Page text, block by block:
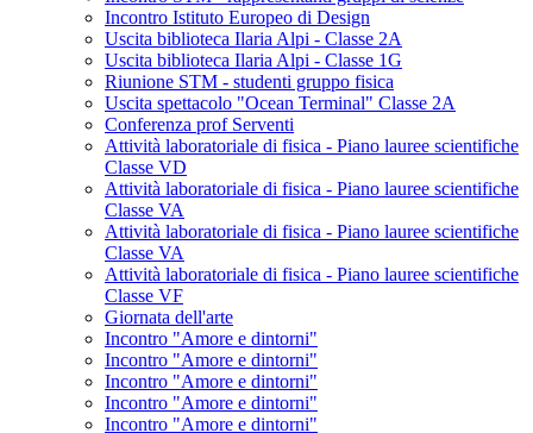
Incontro Istituto Europeo di Design
Uscita biblioteca Ilaria Alpi - Classe 2A
Uscita biblioteca Ilaria Alpi - Classe 1G
Riunione STM - studenti gruppo fisica
Uscita spettacolo "Ocean Terminal" Classe 2A
Conferenza prof Serventi
Attività laboratoriale di fisica - Piano lauree scientifiche
Classe VD
Attività laboratoriale di fisica - Piano lauree scientifiche
Classe VA
Attività laboratoriale di fisica - Piano lauree scientifiche
Classe VA
Attività laboratoriale di fisica - Piano lauree scientifiche
Classe VF
Giornata dell'arte
Incontro "Amore e dintorni"
Incontro "Amore e dintorni"
Incontro "Amore e dintorni"
Incontro "Amore e dintorni"
Incontro "Amore e dintorni"